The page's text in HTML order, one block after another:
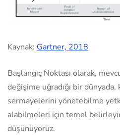
Kaynak: Gartner, 2018
Başlangıç Noktası olarak,
değişime uğradığı bir dünyada,
sermayelerini yönetebilme
alabilmeleri için temel
düşünüyoruz.